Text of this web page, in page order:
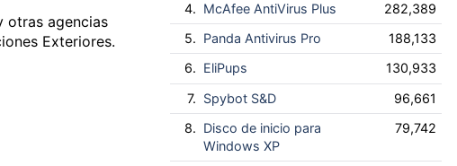
otras agencias
Exteriores.
4. McAfee AntiVirus Plus
282,389
5. Panda Antivirus Pro
188,133
6. EliPups
130,933
7. Spybot S&D
96,661
8. Disco de inicio para
Windows XP
79,742